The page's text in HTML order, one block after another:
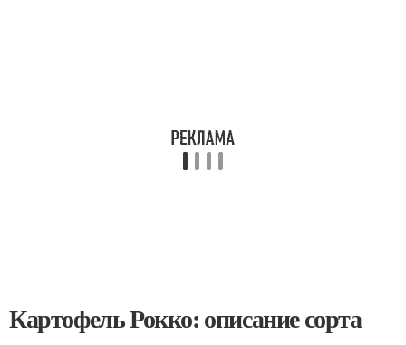
Картофель Рокко: описание сорта